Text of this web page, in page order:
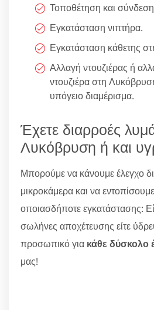
Τοποθέτηση και σύνδεση
Εγκατάσταση νιπτήρα.
Εγκατάσταση κάθετης
Αλλαγή ντουζιέρας ή
ντουζιέρα στη
υπόγειο διαμέρισμα.
Έχετε διαρροές
Λυκόβρυση ή και
Μπορούμε να κάνουμε έλεγχο
μικροκάμερα και να
οποιασδήποτε εγκατάστασης:
σωλήνες αποχέτευσης είτε
προσωπικό για κάθε δύσκολο
μας!